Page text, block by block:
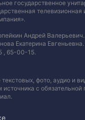
государственное
телевизионная
Андрей Валерьевич.
Екатерина Евгеньевна.
, 65-00-15.
фото, аудио и
с обязательной
.